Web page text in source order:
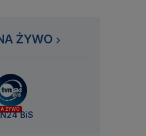
ŻYWO
ŻYWO
BiS